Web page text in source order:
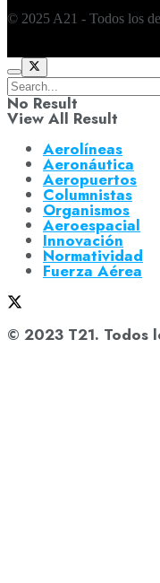
© 2025 A21 - Todos los
No Result
View All Result
Aerolíneas
Aeronáutica
Aeropuertos
Columnistas
Organismos
Aeroespacial
Innovación
Normatividad
Fuerza Aérea
© 2023 T21. Todos